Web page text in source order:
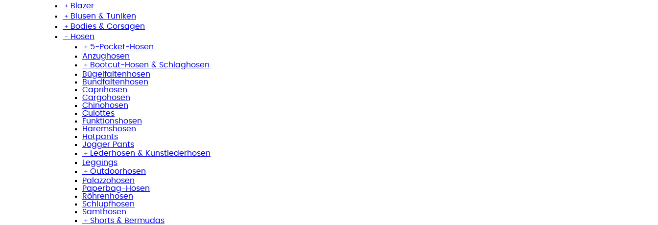
﹢ Blazer
﹢ Blusen & Tuniken
﹢ Bodies & Corsagen
﹣ Hosen
﹢ 5-Pocket-Hosen
Anzughosen
﹢ Bootcut-Hosen & Schlaghosen
Bügelfaltenhosen
Bundfaltenhosen
Caprihosen
Cargohosen
Chinohosen
Culottes
Funktionshosen
Haremshosen
Hotpants
Jogger Pants
﹢
Lederhosen & Kunstlederhosen
Leggings
﹢ Outdoorhosen
Palazzohosen
Paperbag-Hosen
Röhrenhosen
Schlupfhosen
Samthosen
﹢ Shorts & Bermudas